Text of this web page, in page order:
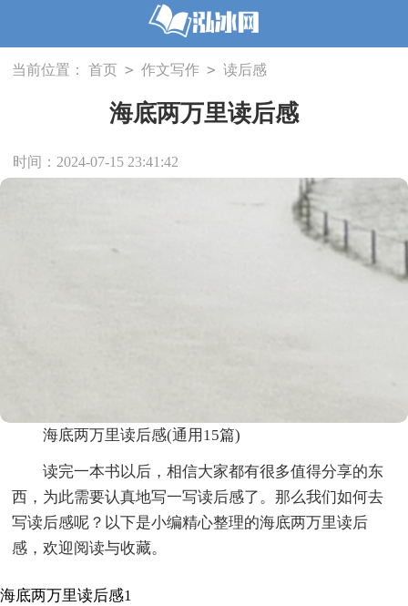
当前位置： 首页 > 作文写作 > 读后感
海底两万里读后感
时间：2024-07-15 23:41:42
海底两万里读后感(通用15篇)
读完一本书以后，相信大家都有很多值得分享的东
西，为此需要认真地写一写读后感了。那么我们如何去
写读后感呢？以下是小编精心整理的海底两万里读后
感，欢迎阅读与收藏。
海底两万里读后感1